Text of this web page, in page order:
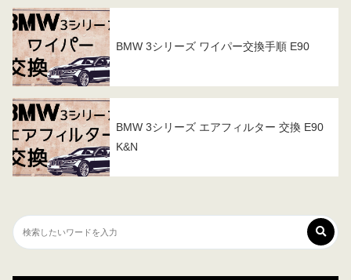
BMW 3シリーズ ワイパー交換手順 E90
BMW 3シリーズ エアフィルター 交換 E90
K&N